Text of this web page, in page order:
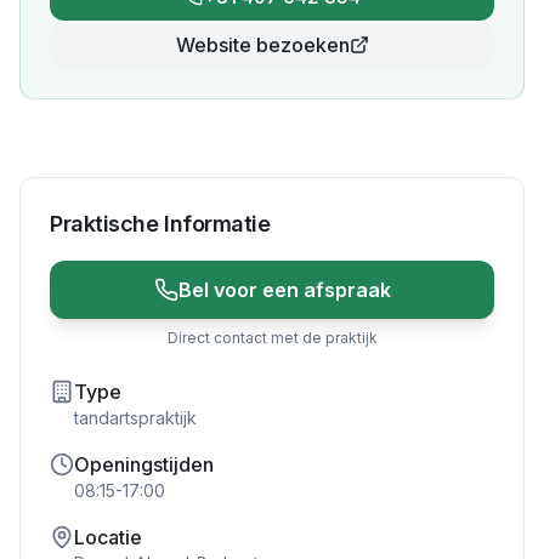
Website bezoeken
Praktische Informatie
Bel voor een afspraak
Direct contact met de praktijk
Type
tandartspraktijk
Openingstijden
08:15-17:00
Locatie